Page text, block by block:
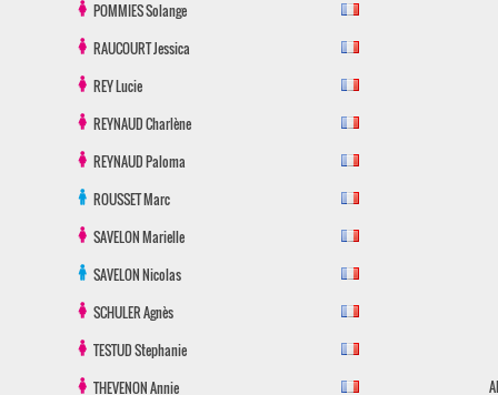
POMMIESSolange
RAUCOURTJessica
REYLucie
REYNAUDCharlène
REYNAUDPaloma
ROUSSETMarc
SAVELONMarielle
SAVELONNicolas
SCHULERAgnès
TESTUDStephanie
THEVENONAnnie